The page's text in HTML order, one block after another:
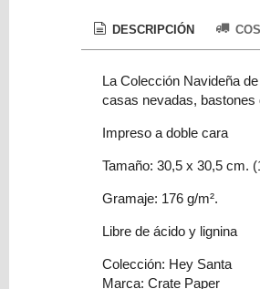
PERSONALIZADOS
DECORACION
Marcas
Carrito
DESCRIPCIÓN
La Colección Navideña
casas nevadas,
Impreso a doble cara
Tamaño: 30,5 x 30,5 cm.
Gramaje: 176 g/m².
Libre de ácido y lignina
Colección: Hey Santa
Marca: Crate Paper